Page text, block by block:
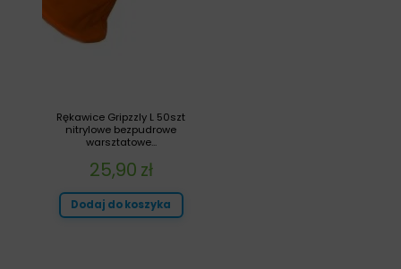
Rękawice Gripzzly L 50szt
nitrylowe bezpudrowe
warsztatowe...
25,90 zł
Dodaj do koszyka